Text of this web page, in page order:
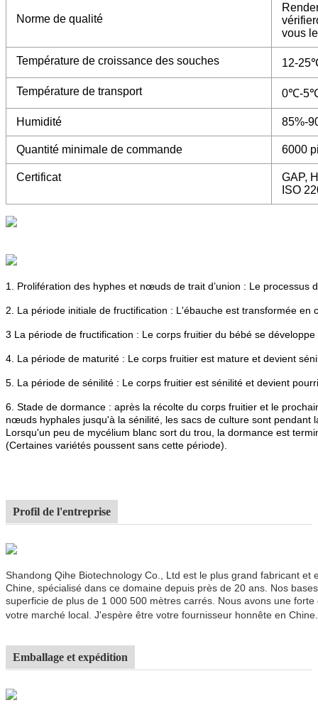
Norme de qualité
vous
Température de croissance des souches 12-
Température de transport 0℃-
Humidité 85%-
Quantité minimale de commande 6000
Certificat
GAP,
ISO
1. Prolifération des hyphes et nœuds de trait d’union : Le processus
2. La période initiale de fructification : L'ébauche est transformée en
3 La période de fructification : Le corps fruitier du bébé se
4. La période de maturité : Le corps fruitier est mature et devient
5. La période de sénilité : Le corps fruitier est sénilité et devient
6. Stade de dormance : après la récolte du corps fruitier et le
nœuds hyphales jusqu'à la sénilité, les sacs de culture sont pendant
Lorsqu'un peu de mycélium blanc sort du trou, la dormance est
(Certaines variétés poussent sans cette période).
Profil de l'entreprise
Shandong Qihe Biotechnology Co., Ltd est le plus grand fabricant
Chine, spécialisé dans ce domaine depuis près de 20 ans. Nos
superficie de plus de 1 000 500 mètres carrés. Nous avons une
votre marché local. J'espère être votre fournisseur honnête en Chine.
Emballage et expédition